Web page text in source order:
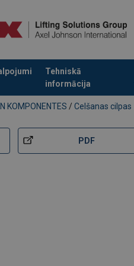
Tehniskā
informācija
KOMPONENTES / Celšanas cilpas
PDF